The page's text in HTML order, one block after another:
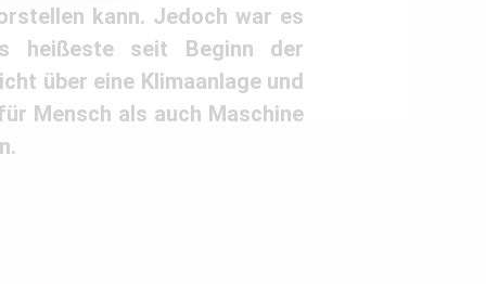
kann. Jedoch war es
heißeste seit Beginn der
über eine Klimaanlage und
Mensch als auch Maschine